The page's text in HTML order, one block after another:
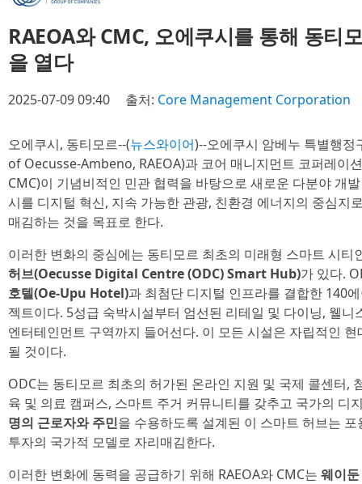
RAEOA와 CMC, 오에쿠시를 통해 동티
을 열다
2025-07-09 09:40 출처: Core Management Corporation
오에쿠시, 동티모르--(뉴스와이어)--오에쿠시 암베누 특별행
of Oecusse-Ambeno, RAEOA)과 코어 매니지먼트 코퍼레
CMC)이 기념비적인 민관 협력을 바탕으로 새로운 다분야 개
시를 디지털 혁신, 지속 가능한 관광, 친환경 에너지의 중심지
매김하는 것을 목표로 한다.
이러한 변화의 중심에는 동티모르 최초의 미래형 스마트 시티
허브(Oecusse Digital Centre (ODC) Smart Hub)가 있다.
호텔(Oe-Upu Hotel)과 최첨단 디지털 인프라를 결합한 140
젝트이다. 5성급 숙박시설부터 엄선된 리테일 및 다이닝, 웰
엔터테인먼트 구역까지 들어선다. 이 모든 시설은 자립적인
될 것이다.
ODC는 동티모르 최초의 허가된 온라인 지원 및 국제 콜센터,
육 및 의료 캠퍼스, 스마트 주거 커뮤니티를 갖추고 국가의 디
명의 근로자와 주민을 수용하도록 설계된 이 스마트 허브는
투자의 국가적 모델로 자리매김한다.
이러한 변화에 동력을 공급하기 위해 RAEOA와 CMC는 웨이